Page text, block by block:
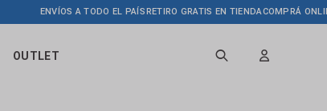
OUTLET
ENVÍOS A TODO EL PAÍSRETIRO GRATIS EN TIENDACOMPRÁ ONLINE